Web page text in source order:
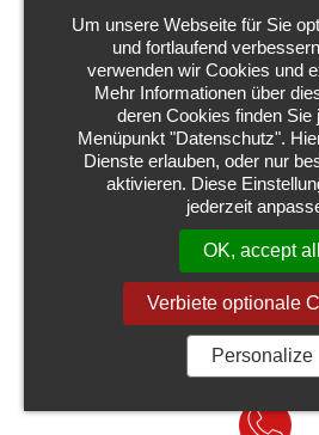
štw, 19.30
08. oktobra
Budyšin, Němsko-serbske
Sinfonijowy koncert z
NJEWIDŹOMNY
dwurěčne
Um unsere Webseite für Sie
und fortlaufend
verwenden wir Cookies und
Mehr Informationen über
deren Cookies finden Sie
Menüpunkt "Datenschutz".
Dienste erlauben, oder nur
aktivieren. Diese
jederzeit
OK, accept all
Verbiete optionale
Personalize